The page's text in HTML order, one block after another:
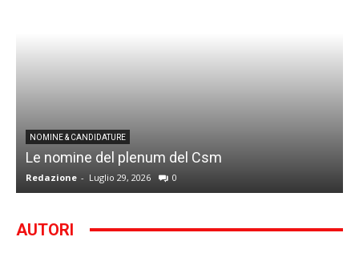
NOMINE & CANDIDATURE
Le nomine del plenum del Csm
Redazione - Luglio 29, 2026 0
AUTORI